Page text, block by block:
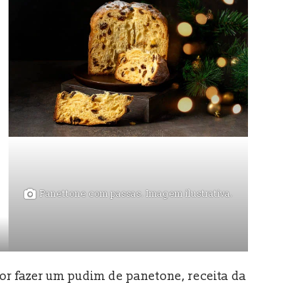
Panettone com passas. Imagem ilustrativa.
fazer um pudim de panetone, receita da